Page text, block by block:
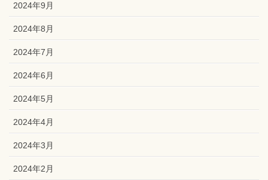
2024年9月
2024年8月
2024年7月
2024年6月
2024年5月
2024年4月
2024年3月
2024年2月